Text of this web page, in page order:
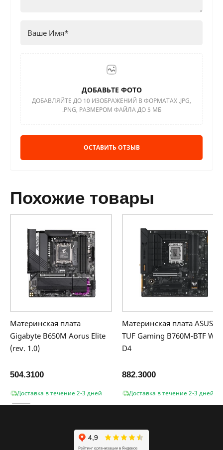
ДОБАВЬТЕ ФОТО
ДОБАВЛЯЙТЕ ДО 10 ИЗОБРАЖЕНИЙ В ФОРМАТАХ .JPG,
.PNG, РАЗМЕРОМ ФАЙЛА ДО 5 МБ
ОСТАВИТЬ ОТЗЫВ
похожие товары
Материнская плата
Gigabyte B650M Aorus Elite
(rev. 1.0)
504.3100
Доставка в течение 2-3 дней
Материнская плата ASUS
TUF Gaming B760M-BTF
D4
882.3000
Доставка в течение 2-3 дней